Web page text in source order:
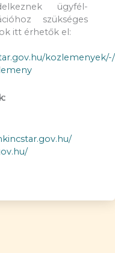
ügyfél-
szükséges
itt érhetők el: